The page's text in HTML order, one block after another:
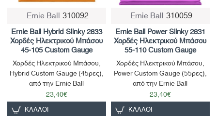
Μη Διαθέσιμο
Ernie Ball 310092
Ernie Ball Hybrid Slinky 2833
Χορδές Ηλεκτρικού Μπάσου
45-105 Custom Gauge
Χορδές Ηλεκτρικού Μπάσου,
Hybrid Custom Gauge (45ρες),
από την Ernie Ball
23,40€
ΚΑΛΆΘΙ
Μη Διαθέσιμο
Ernie Ball 310059
Ernie Ball Power Slinky 2831
Χορδές Ηλεκτρικού Μπάσου
55-110 Custom Gauge
Χορδές Ηλεκτρικού Μπάσου,
Power Custom Gauge (55ρες),
από την Ernie Ball
23,40€
ΚΑΛΆΘΙ